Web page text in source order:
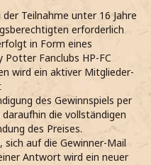
Teilnahme unter 16 Jahre
erforderlich
in Form eines
Fanclubs HP-FC
wird ein aktiver Mitglieder-
des Gewinnspiels per
die vollständigen
des Preises.
sich auf die Gewinner-Mail
Antwort wird ein neuer